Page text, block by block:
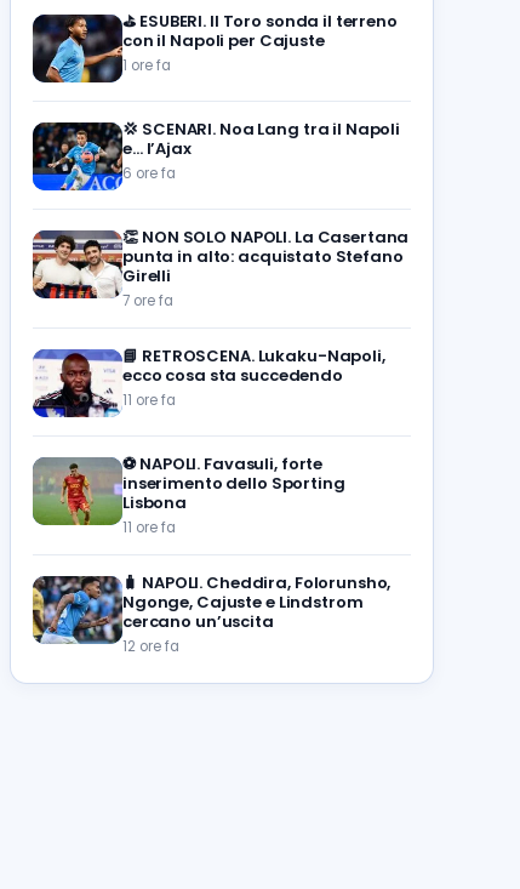
⛳ ESUBERI. Il Toro sonda il terreno
con il Napoli per Cajuste
1 ore fa
💢 SCENARI. Noa Lang tra il Napoli
e… l’Ajax
6 ore fa
👏 NON SOLO NAPOLI. La Casertana
punta in alto: acquistato Stefano
Girelli
7 ore fa
📘 RETROSCENA. Lukaku-Napoli,
ecco cosa sta succedendo
11 ore fa
⚽️ NAPOLI. Favasuli, forte
inserimento dello Sporting
Lisbona
11 ore fa
🧳 NAPOLI. Cheddira, Folorunsho,
Ngonge, Cajuste e Lindstrom
cercano un’uscita
12 ore fa